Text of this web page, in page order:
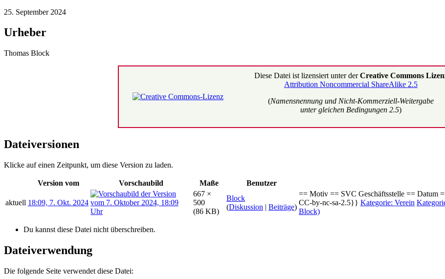
25. September 2024
Urheber
Thomas Block
Diese Datei ist lizensiert unter derCreative Commons
Attribution Noncommercial ShareAlike 2.5
(Namensnennung und Nicht-Kommerziell-Weitergabe
unter gleichen Bedingungen 2.5)
Dateiversionen
Klicke auf einen Zeitpunkt, um diese Version zu laden.
Version vom Vorschaubild Maße Benutzer
aktuell 18:09, 7. Okt. 2024
667 ×
500
(86 KB)
Block
(Diskussion | Beiträge)
== Motiv == SVC Geschäftsstelle == Datum
CC-by-nc-sa-2.5}} Kategorie: Verein
Block)
Du kannst diese Datei nicht überschreiben.
Dateiverwendung
Die folgende Seite verwendet diese Datei: